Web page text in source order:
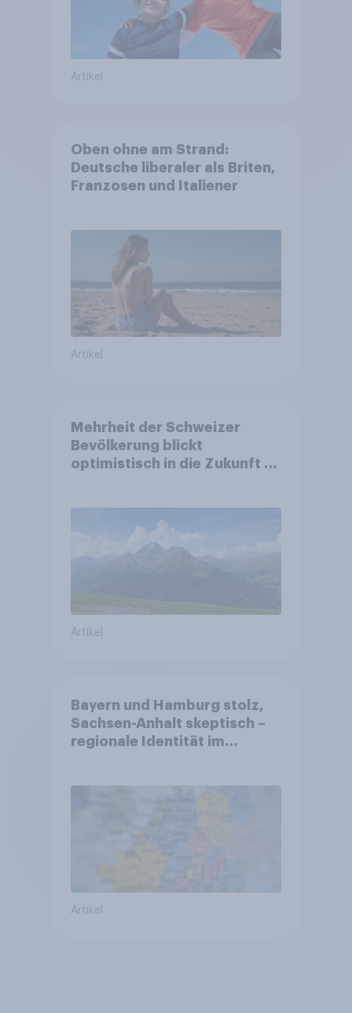
Artikel
Oben ohne am Strand:
Deutsche liberaler als Briten,
Franzosen und Italiener
Artikel
Mehrheit der Schweizer
Bevölkerung blickt
optimistisch in die Zukunft –
Altersvorsorge
Artikel
Bayern und Hamburg stolz,
Sachsen-Anhalt skeptisch –
regionale Identität im
Artikel